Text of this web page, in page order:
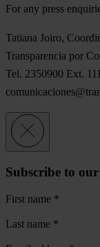
For any press
Tatiana Joiro,
Transparencia por
Tel. 2350900 Ext.
Subscribe to
First name *
Last name *